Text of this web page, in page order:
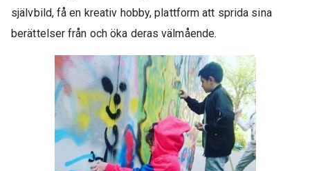
självbild, få en kreativ hobby, plattform att sprida sina
berättelser från och öka deras välmående.